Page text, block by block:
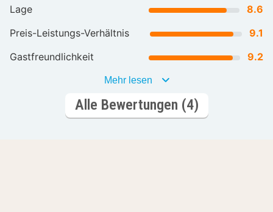
Lage
8.6
Preis-Leistungs-Verhältnis
9.1
Gastfreundlichkeit
9.2
Mehr lesen
Alle Bewertungen (4)